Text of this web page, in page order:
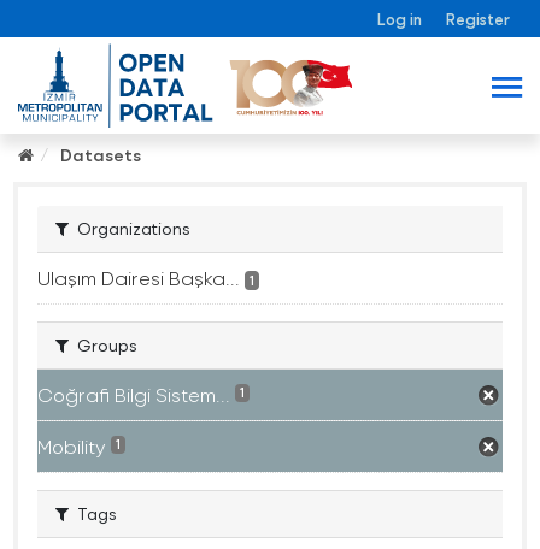
Log in Register
Datasets
Organizations
Ulaşım Dairesi Başka... 1
Groups
Coğrafi Bilgi Sistem... 1
Mobility 1
Tags